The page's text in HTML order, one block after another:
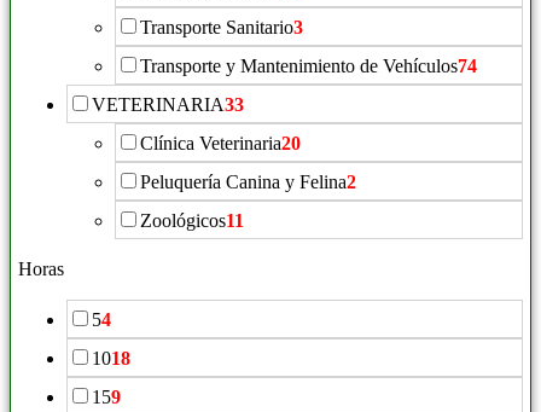
Transporte Sanitario3
Transporte y Mantenimiento de Vehículos74
VETERINARIA33
Clínica Veterinaria20
Peluquería Canina y Felina2
Zoológicos11
Horas
54
1018
159